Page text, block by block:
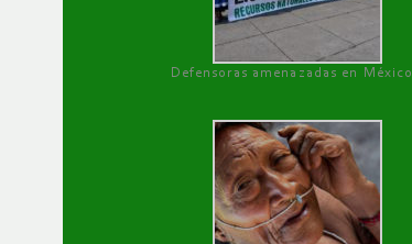
Defensoras amenazadas en México